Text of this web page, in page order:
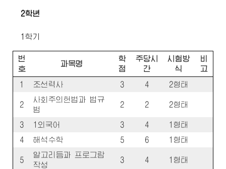
2학년
1학기
번
호
과목명
학
점
주당시
간
시험방
식
비
고
1 조선력사 3 4 2형태
2
사회주의헌법과 법규
범
2 2 2형태
3 1외국어 3 4
1형태
4
해석수학 5 6 1형태
5
알고리듬과 프로그람
작성
3 4 1형태